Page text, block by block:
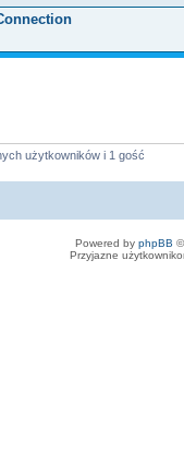
użytkowników i 1 gość
Powered by phpBB
Przyjazne